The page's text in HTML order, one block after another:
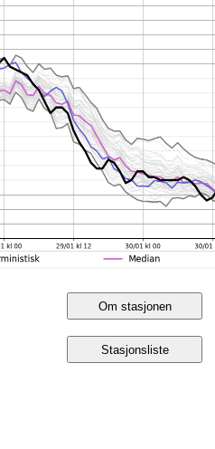
Om stasjonen
Stasjonsliste